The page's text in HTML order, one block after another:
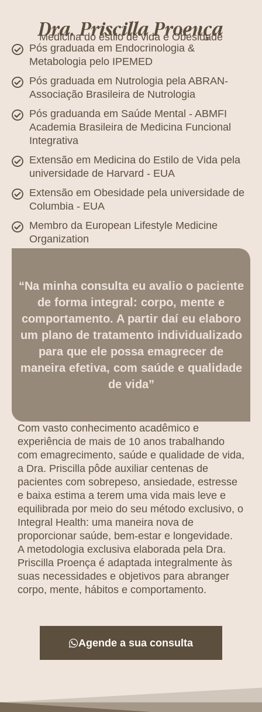
Dra. Priscilla Proença
Medicina do estilo de vida e Obesidade
Pós graduada em Endocrinologia &
Metabologia pelo IPEMED
Pós graduada em Nutrologia pela ABRAN-
Associação Brasileira de Nutrologia
Pós graduanda em Saúde Mental - ABMFI
Academia Brasileira de Medicina Funcional
Integrativa
Extensão em Medicina do Estilo de Vida pela
universidade de Harvard - EUA
Extensão em Obesidade pela universidade de
Columbia - EUA
Membro da European Lifestyle Medicine
Organization
“Na minha consulta eu avalio o paciente
de forma integral: corpo, mente e
comportamento. A partir daí eu elaboro
um plano de tratamento individualizado
para que ele possa emagrecer de
maneira efetiva, com saúde e qualidade
de vida”
Com vasto conhecimento acadêmico e
experiência de mais de 10 anos trabalhando
com emagrecimento, saúde e qualidade de vida,
a Dra. Priscilla pôde auxiliar centenas de
pacientes com sobrepeso, ansiedade, estresse
e baixa estima a terem uma vida mais leve e
equilibrada por meio do seu método exclusivo, o
Integral Health: uma maneira nova de
proporcionar saúde, bem-estar e longevidade.
A metodologia exclusiva elaborada pela Dra.
Priscilla Proença é adaptada integralmente às
suas necessidades e objetivos para abranger
corpo, mente, hábitos e comportamento.
Agende a sua consulta